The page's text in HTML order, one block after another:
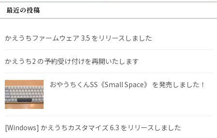
最近の投稿
かえうちファームウェア 3.5 をリリースしました
かえうち2 の予約受け付けを再開いたします
おやうちくんSS《Small Space》 を発売しました！
[Windows] かえうちカスタマイズ 6.3 をリリースしました